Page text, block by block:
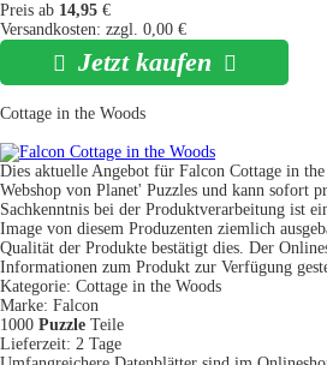
Preis ab 14,95 €
Versandkosten: zzgl. 0,00 €
Jetzt kaufen
Cottage in the Woods
Dies aktuelle Angebot für Falcon Cottage in the
Webshop von Planet' Puzzles und kann sofort
Sachkenntnis bei der Produktverarbeitung ist
Image von diesem Produzenten ziemlich
Qualität der Produkte bestätigt dies. Der
Informationen zum Produkt zur Verfügung
Kategorie: Cottage in the Woods
Marke: Falcon
1000 Puzzle Teile
Lieferzeit: 2 Tage